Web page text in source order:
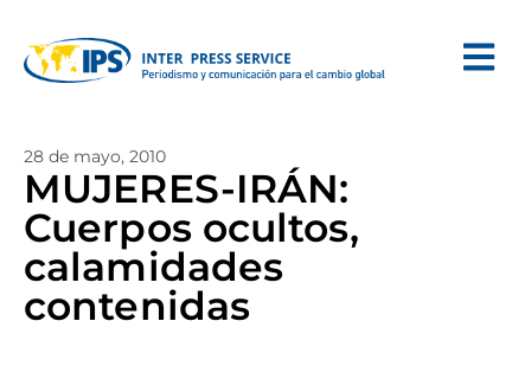
28 de mayo, 2010
MUJERES-IRÁN:
Cuerpos ocultos,
calamidades
contenidas